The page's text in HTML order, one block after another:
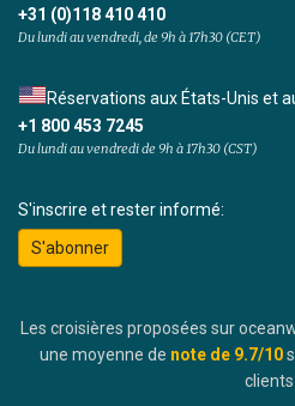
+31 (0)118 410 410
Du lundi au vendredi, de 9h à 17h30 (CET)
Réservations aux États-Unis et
+1 800 453 7245
Du lundi au vendredi de 9h à 17h30 (CST)
S'inscrire et rester informé:
S'abonner
Les croisières proposées sur
une moyenne de note de 9.7/10
clients